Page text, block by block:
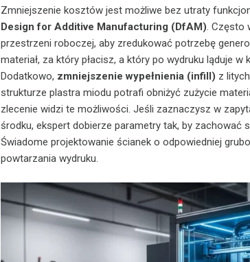
Zmniejszenie kosztów jest możliwe bez utraty
Design for Additive Manufacturing (DfAM). Często
przestrzeni roboczej, aby zredukować potrzebę
materiał, za który płacisz, a który po wydruku ląduje
Dodatkowo, zmniejszenie wypełnienia (infill) z
strukturze plastra miodu potrafi obniżyć zużycie
zlecenie widzi te możliwości. Jeśli zaznaczysz w
środku, ekspert dobierze parametry tak, by zachować
Świadome projektowanie ścianek o odpowiedniej
powtarzania wydruku.